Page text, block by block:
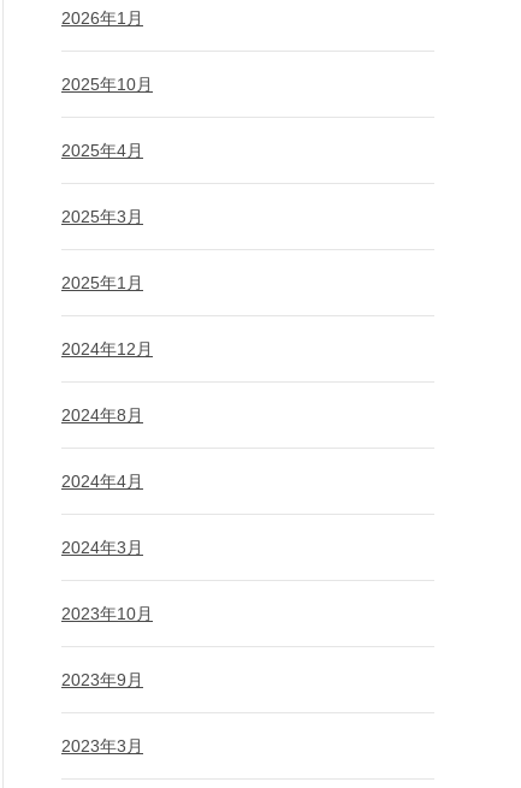
2026年1月
2025年10月
2025年4月
2025年3月
2025年1月
2024年12月
2024年8月
2024年4月
2024年3月
2023年10月
2023年9月
2023年3月